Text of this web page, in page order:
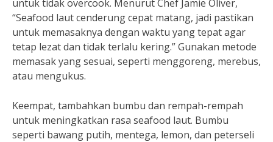
untuk tidak overcook. Menurut Chef Jamie Oliver,
“Seafood laut cenderung cepat matang, jadi pastikan
untuk memasaknya dengan waktu yang tepat agar
tetap lezat dan tidak terlalu kering.” Gunakan metode
memasak yang sesuai, seperti menggoreng, merebus,
atau mengukus.
Keempat, tambahkan bumbu dan rempah-rempah
untuk meningkatkan rasa seafood laut. Bumbu
seperti bawang putih, mentega, lemon, dan peterseli